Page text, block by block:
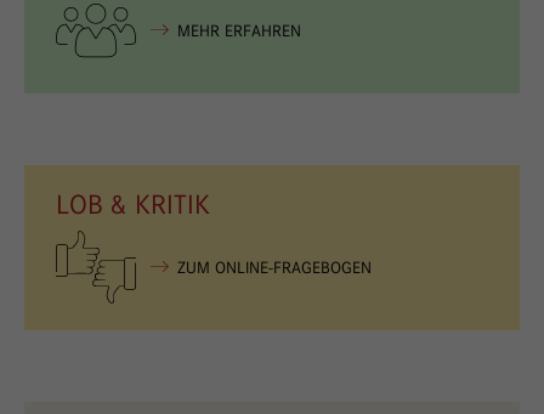
MEHR ERFAHREN
LOB & KRITIK
ZUM ONLINE-FRAGEBOGEN